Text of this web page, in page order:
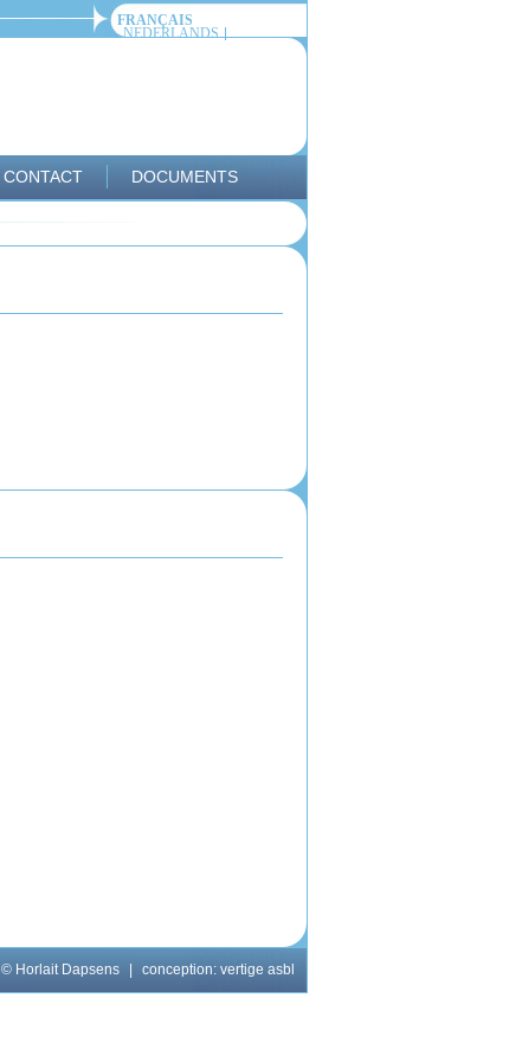
FRANÇAIS
NEDERLANDS
CONTACT DOCUMENTS
© Horlait Dapsens conception: vertige asbl